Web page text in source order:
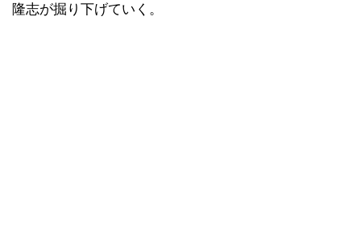
隆志が掘り下げていく。